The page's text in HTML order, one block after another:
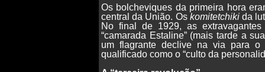
Os bolcheviques da primeira hora
central da União. Os komitetchikida
No final de 1929, as
“camarada Estaline” (mais tarde a
um flagrante declive na via para
qualificado como o “culto da